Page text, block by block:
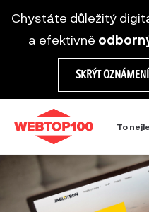
Chystáte důležitý
a efektivně
SKRÝT OZNÁMENÍ
To